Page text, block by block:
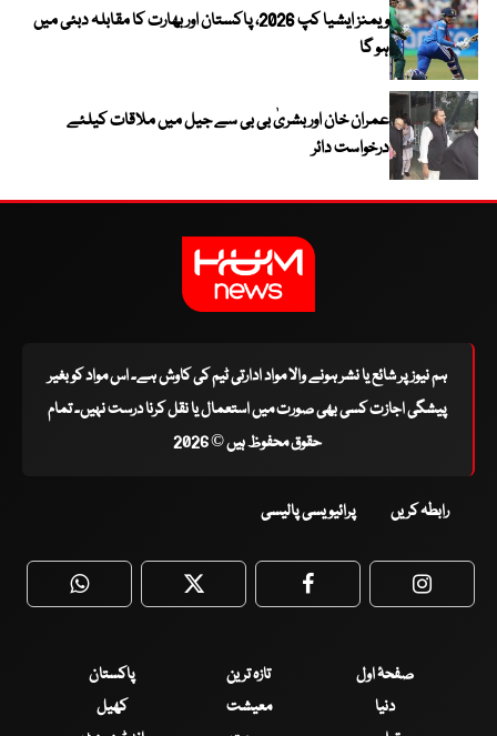
ویمنز ایشیا کپ 2026، پاکستان اور بھارت کا مقابلہ دبئی میں
ہو گا
عمران خان اور بشریٰ بی بی سے جیل میں ملاقات کیلئے
درخواست دائر
ہم نیوز پر شائع یا نشر ہونے والا مواد ادارتی ٹیم کی کاوش ہے۔ اس مواد کو بغیر
پیشگی اجازت کسی بھی صورت میں استعمال یا نقل کرنا درست نہیں۔ تمام
حقوق محفوظ ہیں © 2026
رابطہ کریں پرائیویسی پالیسی
WhatsApp Twitter Facebook
صفحۂ اول تازہ ترین
پاکستان
دنیا
معیشت
کھیل